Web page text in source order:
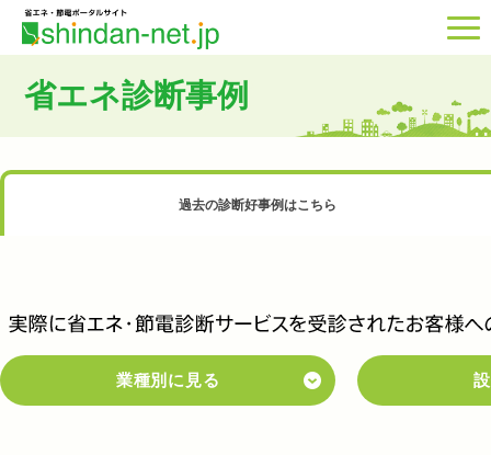
省エネ診断事例
過去の診断好事例はこちら
業種別に見る